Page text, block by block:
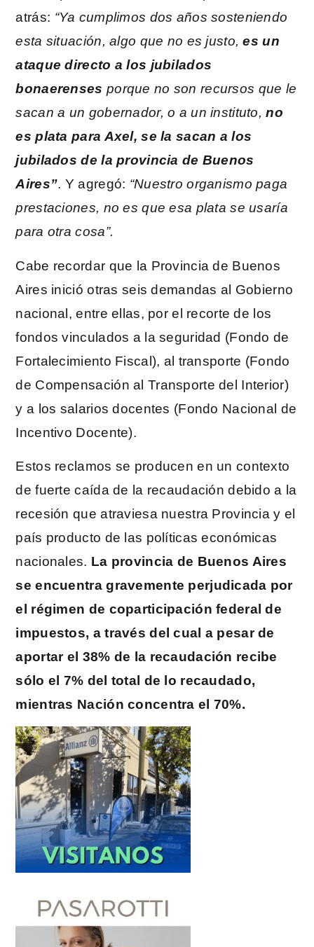
atrás: “Ya cumplimos dos años sosteniendo
esta situación, algo que no es justo,es un
ataque directo a los jubilados
bonaerenses porque no son recursos que le
sacan a un gobernador, o a un instituto,no
es plata para Axel, se la sacan a los
jubilados de la provincia de Buenos
Aires”. Y agregó: “Nuestro organismo paga
prestaciones, no es que esa plata se usaría
para otra cosa”.
Cabe recordar que la Provincia de Buenos
Aires inició otras seis demandas al Gobierno
nacional, entre ellas, por el recorte de los
fondos vinculados a la seguridad (Fondo de
Fortalecimiento Fiscal), al transporte (Fondo
de Compensación al Transporte del Interior)
y a los salarios docentes (Fondo Nacional de
Incentivo Docente).
Estos reclamos se producen en un contexto
de fuerte caída de la recaudación debido a la
recesión que atraviesa nuestra Provincia y el
país producto de las políticas económicas
nacionales. La provincia de Buenos Aires
se encuentra gravemente perjudicada por
el régimen de coparticipación federal de
impuestos, a través del cual a pesar de
aportar el 38% de la recaudación recibe
sólo el 7% del total de lo recaudado,
mientras Nación concentra el 70%.